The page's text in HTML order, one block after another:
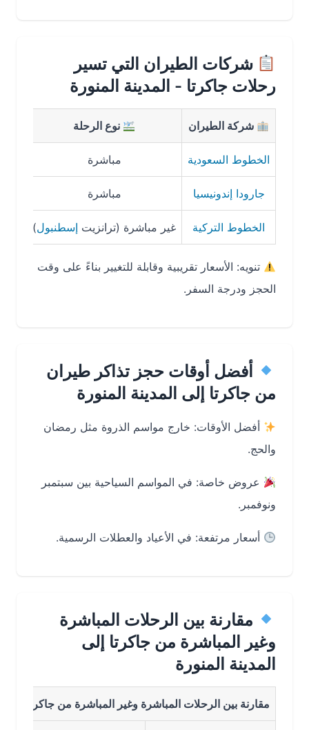
شركات الطيران التي تسير
رحلات جاكرتا - المدينة المنورة
شركة الطيران نوع الرحلة
الخطوط السعودية مباشرة
جارودا إندونيسيا مباشرة
الخطوط التركية غير مباشرة (ترانزيتإسطنبول) 13 ساعات
تنويه: الأسعار تقريبية وقابلة للتغيير بناءً على وقت
الحجز ودرجة السفر.
أفضل أوقات حجز تذاكر طيران
من جاكرتا إلى المدينة المنورة
أفضل الأوقات: خارج مواسم الذروة مثل رمضان
عروض خاصة: في المواسم السياحية بين سبتمبر
ونوفمبر.
أسعار مرتفعة: في الأعياد والعطلات الرسمية.
مقارنة بين الرحلات المباشرة
وغير المباشرة من جاكرتا إلى
المدينة المنورة
مقارنة بين الرحلات المباشرة وغير المباشرة من جاكرتا الى المدينة